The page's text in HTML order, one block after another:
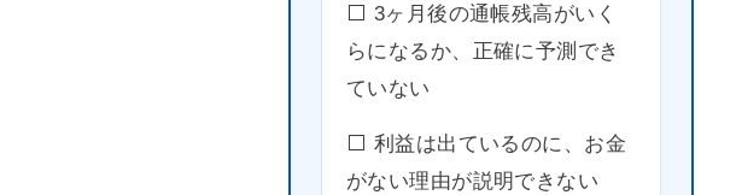
⬜️ 3ヶ月後の通帳残高がいく
らになるか、正確に予測でき
ていない
⬜️ 利益は出ているのに、お金
がない理由が説明できない